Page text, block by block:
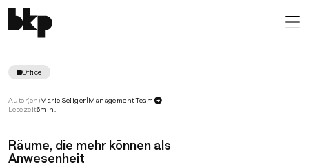
Das Büro als Sehnsuchtsort
Office
Autor(en)Marie Seliger|Management Team
Lesezeit6min.
Räume, die mehr können als
Anwesenheit